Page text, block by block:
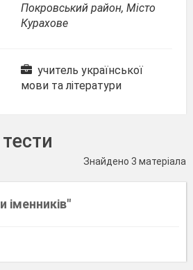
Покровський район, Місто
Курахове
учитель української
мови та літератури
Знайдено 3 матеріала
іменників"